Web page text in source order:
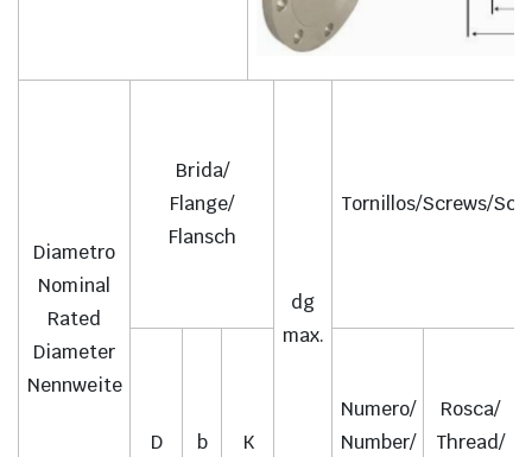
Diametro
Nominal
Rated
Diameter
Nennweite
Brida/
Flange/
Flansch
dg
max.
Tornillos/Screws/
D b K
Numero/
Number/
Rosca/
Thread/